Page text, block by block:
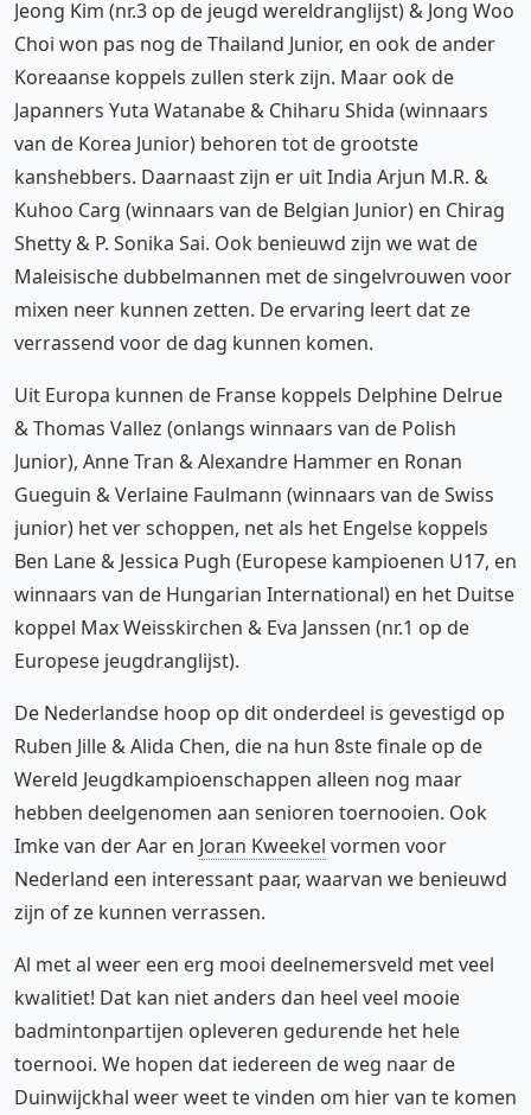
Jeong Kim (nr.3 op de jeugd wereldranglijst) & Jong Woo
Choi won pas nog de Thailand Junior, en ook de ander
Koreaanse koppels zullen sterk zijn. Maar ook de
Japanners Yuta Watanabe & Chiharu Shida (winnaars
van de Korea Junior) behoren tot de grootste
kanshebbers. Daarnaast zijn er uit India Arjun M.R. &
Kuhoo Carg (winnaars van de Belgian Junior) en Chirag
Shetty & P. Sonika Sai. Ook benieuwd zijn we wat de
Maleisische dubbelmannen met de singelvrouwen voor
mixen neer kunnen zetten. De ervaring leert dat ze
verrassend voor de dag kunnen komen.
Uit Europa kunnen de Franse koppels Delphine Delrue
& Thomas Vallez (onlangs winnaars van de Polish
Junior), Anne Tran & Alexandre Hammer en Ronan
Gueguin & Verlaine Faulmann (winnaars van de Swiss
junior) het ver schoppen, net als het Engelse koppels
Ben Lane & Jessica Pugh (Europese kampioenen U17, en
winnaars van de Hungarian International) en het Duitse
koppel Max Weisskirchen & Eva Janssen (nr.1 op de
Europese jeugdranglijst).
De Nederlandse hoop op dit onderdeel is gevestigd op
Ruben Jille & Alida Chen, die na hun 8ste finale op de
Wereld Jeugdkampioenschappen alleen nog maar
hebben deelgenomen aan senioren toernooien. Ook
Imke van der Aar en Joran Kweekel vormen voor
Nederland een interessant paar, waarvan we benieuwd
zijn of ze kunnen verrassen.
Al met al weer een erg mooi deelnemersveld met veel
kwalitiet! Dat kan niet anders dan heel veel mooie
badmintonpartijen opleveren gedurende het hele
toernooi. We hopen dat iedereen de weg naar de
Duinwijckhal weer weet te vinden om hier van te komen